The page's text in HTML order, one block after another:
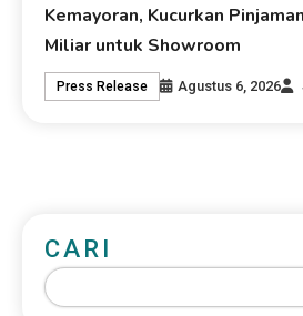
Kemayoran, Kucurkan
Miliar untuk Showroom
Press Release Agustus 6, 2026
CARI